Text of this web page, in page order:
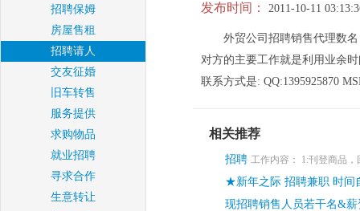
招聘保姆
房屋售租
招聘请人
交友征婚
旧车转售
服务提供
求购物品
就业招聘
寻求合作
生意转让
发布时间： 2011-10-11
外贸公司招聘销售代理数
对方的主要工作就是利用业余
联系方式是: QQ:1395925870
相关推荐
招聘 工作内容： 1:刊登商品，
★新年之际 招聘兼职 时
现招聘销售人员若干名&薪